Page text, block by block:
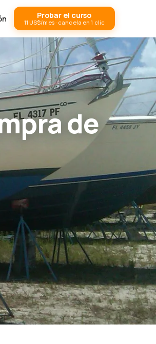
Probar el curso
11 US$/mes · cancela en 1 clic
de